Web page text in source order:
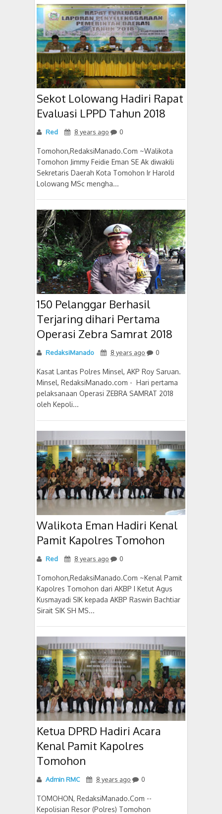
Sekot Lolowang Hadiri Rapat
Evaluasi LPPD Tahun 2018
Red 8 years ago 0
Tomohon,RedaksiManado.Com ~Walikota
Tomohon Jimmy Feidie Eman SE Ak diwakili
Sekretaris Daerah Kota Tomohon Ir Harold
Lolowang MSc mengha...
150 Pelanggar Berhasil
Terjaring dihari Pertama
Operasi Zebra Samrat 2018
RedaksiManado 8 years ago 0
Kasat Lantas Polres Minsel, AKP Roy Saruan.
Minsel, RedaksiManado.com - Hari pertama
pelaksanaan Operasi ZEBRA SAMRAT 2018
oleh Kepoli...
Walikota Eman Hadiri Kenal
Pamit Kapolres Tomohon
Red 8 years ago 0
Tomohon,RedaksiManado.Com ~Kenal Pamit
Kapolres Tomohon dari AKBP I Ketut Agus
Kusmayadi SIK kepada AKBP Raswin Bachtiar
Sirait SIK SH MS...
Ketua DPRD Hadiri Acara
Kenal Pamit Kapolres
Tomohon
Admin RMC 8 years ago 0
TOMOHON, RedaksiManado.Com --
Kepolisian Resor (Polres) Tomohon